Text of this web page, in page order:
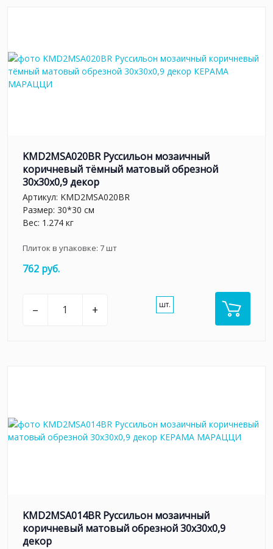
KMD2MSA020BR Руссильон мозаичный
коричневый тёмный матовый обрезной
30x30x0,9 декор
Артикул: KMD2MSA020BR
Размер: 30*30 см
Вес: 1.274 кг
Плиток в упаковке: 7шт
762 руб.
– + шт.
KMD2MSA014BR Руссильон мозаичный
коричневый матовый обрезной 30x30x0,9
декор